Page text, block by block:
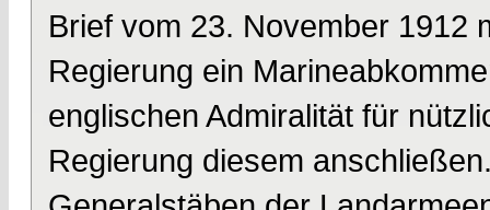
Brief vom 23. November 1912
Regierung ein
englischen Admiralität für
Regierung diesem